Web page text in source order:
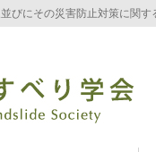
びにその災害防止対策に関す